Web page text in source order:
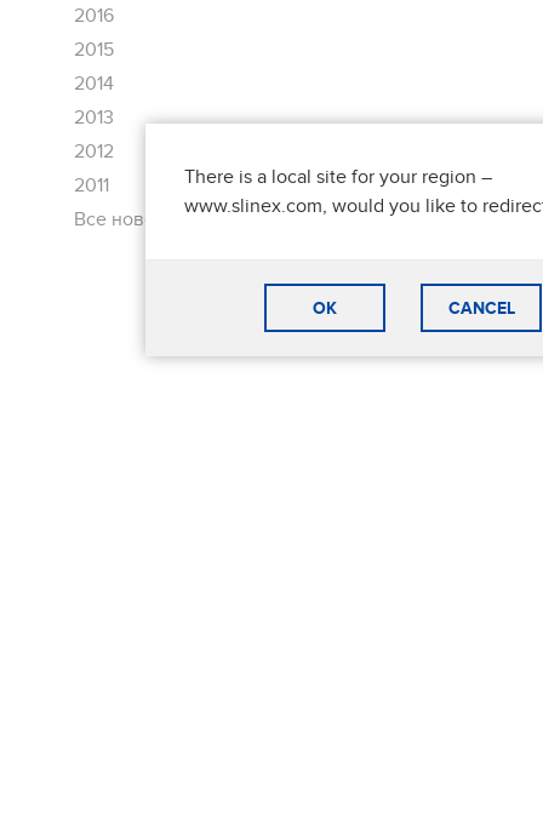
2016
2015
2014
2013
2012
2011
Все новости
There is a local site for your region –
www.slinex.com, would you like to
OK CANCEL